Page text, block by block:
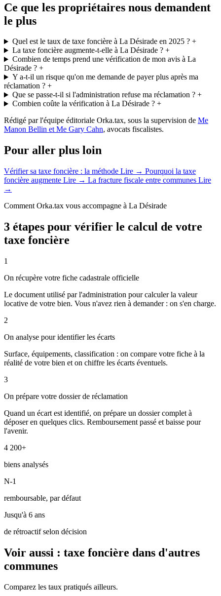
Ce que les propriétaires nous demandent
le plus
Quel est le taux de taxe foncière à La Désirade en 2025 ?+
La taxe foncière augmente-t-elle à La Désirade ?+
Combien de temps prend une vérification de mon avis à La
Désirade ? +
Y a-t-il un risque qu'on me demande de payer plus après ma
réclamation ? +
Que se passe-t-il si l'administration refuse ma réclamation ?+
Combien coûte la vérification à La Désirade ?+
Rédigé par l'équipe éditoriale Orka.tax, sous la supervision de Me
Manon Bellin et Me Gary Cahn, avocats fiscalistes.
Pour aller plus loin
Vérifier sa taxe foncière : la méthode Lire → Pourquoi la taxe
foncière augmente Lire → La fracture fiscale entre communes Lire
→
Comment Orka.tax vous accompagne à La Désirade
3 étapes pour vérifier le calcul de votre
taxe foncière
1
On récupère votre fiche cadastrale officielle
Le document utilisé par l'administration pour calculer la valeur
locative de votre bien. Vous n'avez rien à demander : on s'en charge.
2
On analyse pour identifier les écarts
Surface, équipements, classification : on compare votre fiche à la
réalité de votre bien et on chiffre les écarts éventuels.
3
On prépare votre dossier de réclamation
Quand un écart est identifié, on prépare un dossier complet à
déposer en quelques clics. Remboursement passé et baisse pour
l'avenir.
4 200+
biens analysés
N-1
remboursable, par défaut
Jusqu'à 6 ans
de rétroactif selon décision
Voir aussi : taxe foncière dans d'autres
communes
Comparez les taux pratiqués ailleurs.